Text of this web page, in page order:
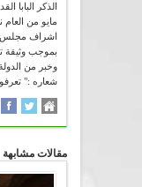
الذكر البابا
مايو من
اشراف مجلس
شعاره :"
مقالات مشابهة